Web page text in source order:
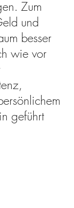
Zum
und
besser
wie vor
geführt